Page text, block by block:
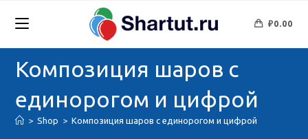
₽0.00
Композиция шаров с
единорогом и цифрой
> Shop > Композиция шаров с единорогом и цифрой